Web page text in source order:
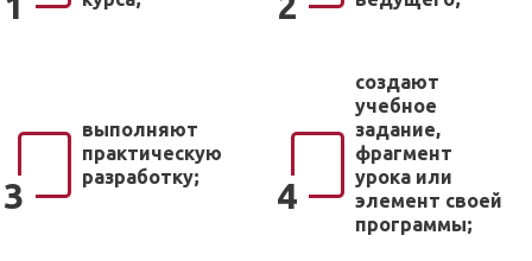
3
выполняют
практическую
разработку;
4
создают
учебное
задание,
фрагмент
урока или
элемент своей
программы;